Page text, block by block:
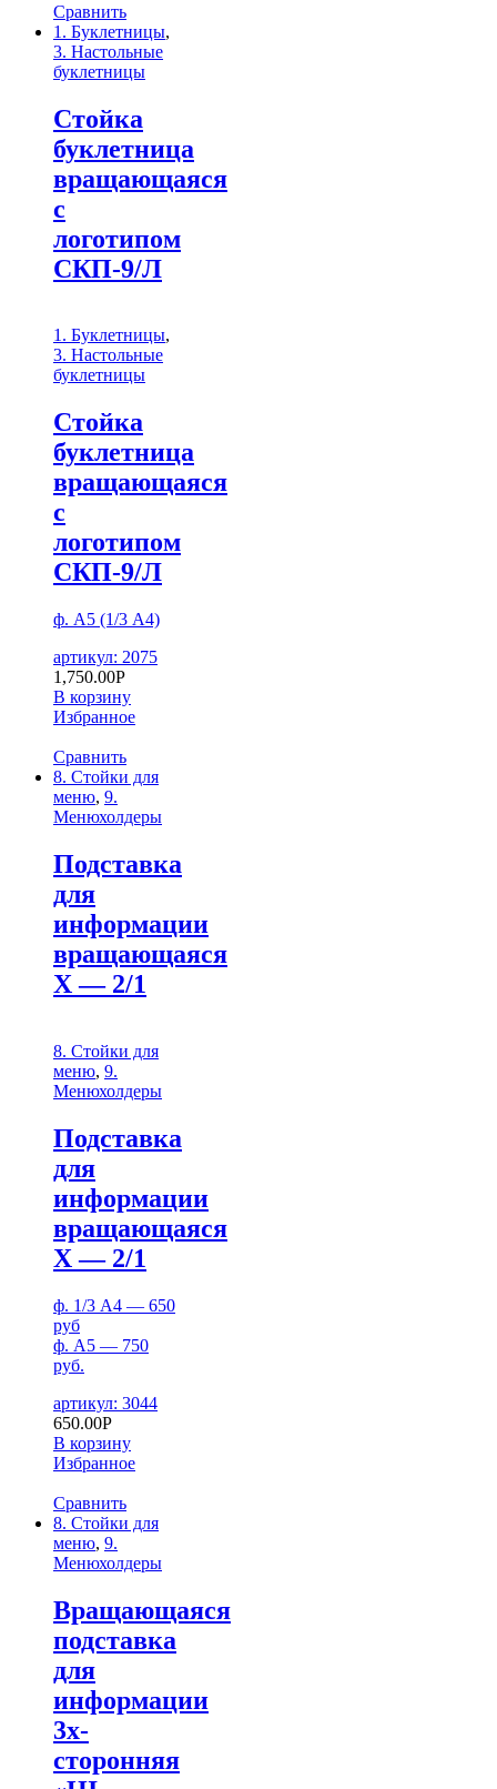
Сравнить
1. Буклетницы,
3. Настольные
буклетницы
Стойка
буклетница
вращающаяся
с
логотипом
СКП-9/Л
1. Буклетницы,
3. Настольные
буклетницы
Стойка
буклетница
вращающаяся
с
логотипом
СКП-9/Л
ф. А5 (1/3 А4)
артикул: 2075
1,750.00Р
В корзину
Избранное
Сравнить
8. Стойки для
меню, 9.
Менюхолдеры
Подставка
для
информации
вращающаяся
Х — 2/1
8. Стойки для
меню, 9.
Менюхолдеры
Подставка
для
информации
вращающаяся
Х — 2/1
ф. 1/3 А4 — 650
руб
ф. А5 — 750
руб.
артикул: 3044
650.00Р
В корзину
Избранное
Сравнить
8. Стойки для
меню, 9.
Менюхолдеры
Вращающаяся
подставка
для
информации
3х-
сторонняя